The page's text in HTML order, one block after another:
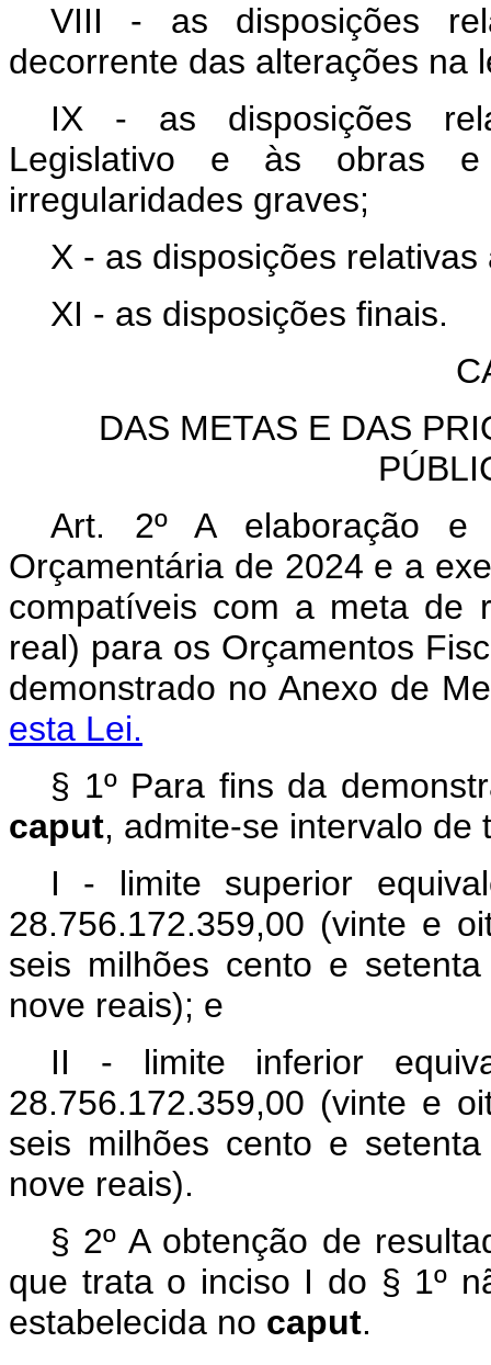
VIII - as disposições
decorrente das alterações na
IX - as disposições
Legislativo e às obras
irregularidades graves;
X - as disposições
XI - as disposições finais.
DAS METAS E DAS
Art. 2º A elaboração
Orçamentária de 2024 e a
compatíveis com a meta de
real) para os Orçamentos
demonstrado no Anexo de
esta Lei.
§ 1º Para fins da
caput, admite-se intervalo de
I - limite superior
28.756.172.359,00 (vinte e
seis milhões cento e
nove reais); e
II - limite inferior
28.756.172.359,00 (vinte e
seis milhões cento e
nove reais).
§ 2º A obtenção de
que trata o inciso I do § 1º
estabelecida no caput.